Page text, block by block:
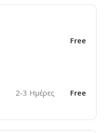
Free
2-3 Ημέρες Free